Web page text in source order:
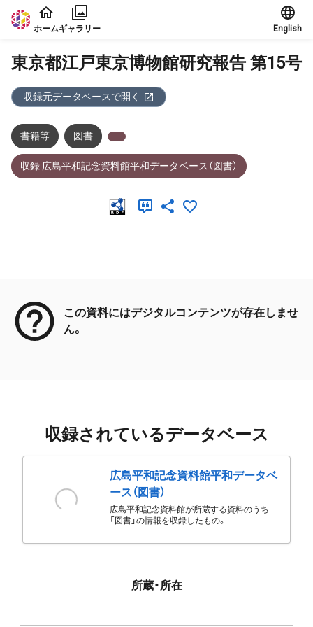
本文に飛ぶ
ホームギャラリー English
東京都江戸東京博物館研究報告 第15号
収録元データベースで開く
書籍等 図書
収録:広島平和記念資料館平和データベース（図書）
この資料にはデジタルコンテンツが存在しませ
ん。
収録されているデータベース
広島平和記念資料館平和データベ
ース（図書）
広島平和記念資料館が所蔵する資料のうち
「図書」の情報を収録したもの。
所蔵・所在